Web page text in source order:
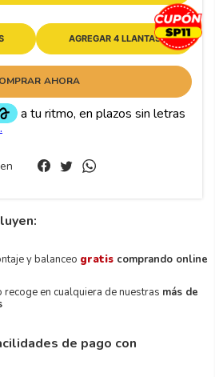
AGREGAR 4 LLANTAS
AHORA
y balanceo gratis comprando online
recoge en cualquiera de nuestras más de
de pago con